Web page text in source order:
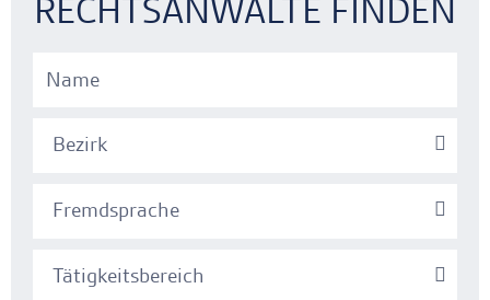
RECHTSANWÄLTE FINDEN
Bezirk
Fremdsprache
Tätigkeitsbereich